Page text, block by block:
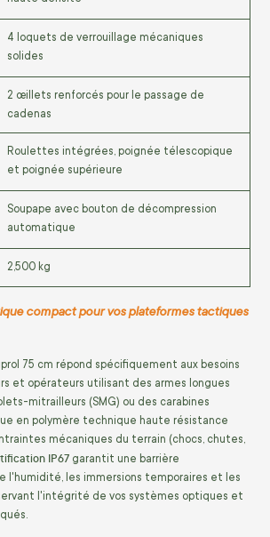
4 loquets de verrouillage mécaniques
solides
2 œillets renforcés pour le passage de
cadenas
Roulettes intégrées, poignée télescopique
et poignée supérieure
Soupape avec bouton de décompression
automatique
2,500 kg
compact pour vos plateformes tactiques
75 cm répond spécifiquement aux besoins
et opérateurs utilisant des armes longues
mitrailleurs (SMG) ou des carabines
en polymère technique haute résistance
mécaniques du terrain (chocs, chutes,
IP67 garantit une barrière
l'humidité, les immersions temporaires et les
l'intégrité de vos systèmes optiques et